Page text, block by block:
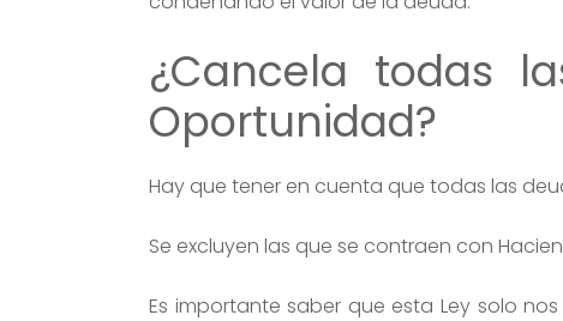
¿Cancela todas
Oportunidad?
Hay que tener en cuenta que todas las
Se excluyen las que se contraen con
Es importante saber que esta Ley solo